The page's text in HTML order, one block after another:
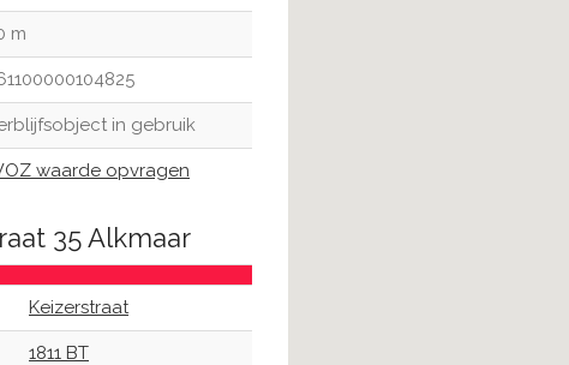
m
in gebruik
waarde opvragen
35 Alkmaar
Keizerstraat
1811 BT